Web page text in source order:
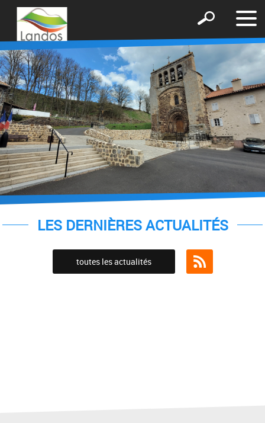
le
Afficher
formulaire
recherche
LES DERNIÈRES ACTUALITÉS
toutes les actualités